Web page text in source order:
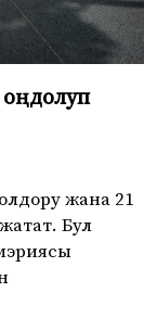
жана 21
Бул